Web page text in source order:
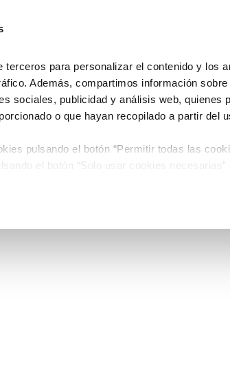
terceros para personalizar el contenido y los
Además, compartimos información
sociales, publicidad y análisis web, quienes
o que hayan recopilado a partir del
pulsando el botón “Permitir todas las
el botón “Solo usar cookies necesarias”